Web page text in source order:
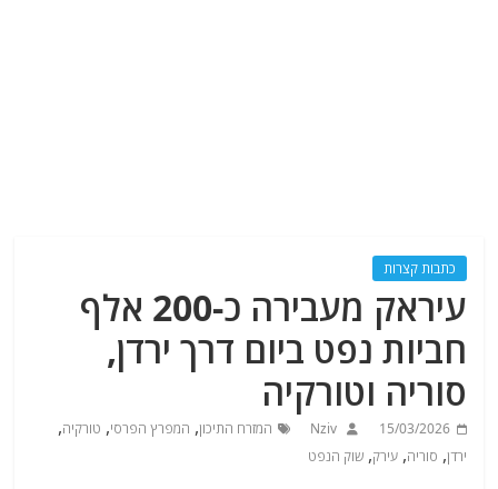
כתבות קצרות
עיראק מעבירה כ-200 אלף
חביות נפט ביום דרך ירדן,
סוריה וטורקיה
15/03/2026
Nziv המזרח התיכון, המפרץ הפרסי, טורקיה,
ירדן, סוריה,עירק,שוק הנפט